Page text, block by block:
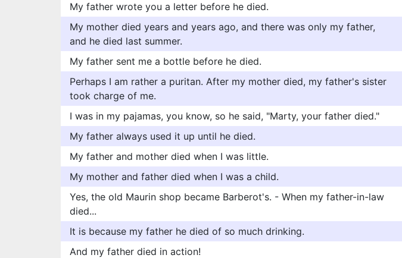
My father wrote you a letter before he died.
My mother died years and years ago, and there was only my father,
and he died last summer.
My father sent me a bottle before he died.
Perhaps I am rather a puritan. After my mother died, my father's sister
took charge of me.
I was in my pajamas, you know, so he said, "Marty, your father died."
My father always used it up until he died.
My father and mother died when I was little.
My mother and father died when I was a child.
Yes, the old Maurin shop became Barberot's. - When my father-in-law
died...
It is because my father he died of so much drinking.
And my father died in action!